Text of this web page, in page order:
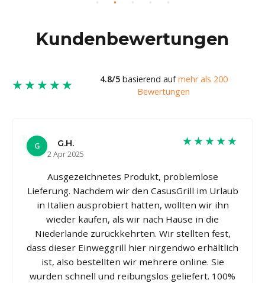
Kundenbewertungen
★★★★★ 4.8/5basierend aufmehr als 200
Bewertungen
G
G.H.
2 Apr 2025
★★★★★
Ausgezeichnetes Produkt, problemlose
Lieferung. Nachdem wir den CasusGrill im Urlaub
in Italien ausprobiert hatten, wollten wir ihn
wieder kaufen, als wir nach Hause in die
Niederlande zurückkehrten. Wir stellten fest,
dass dieser Einweggrill hier nirgendwo erhältlich
ist, also bestellten wir mehrere online. Sie
wurden schnell und reibungslos geliefert. 100%